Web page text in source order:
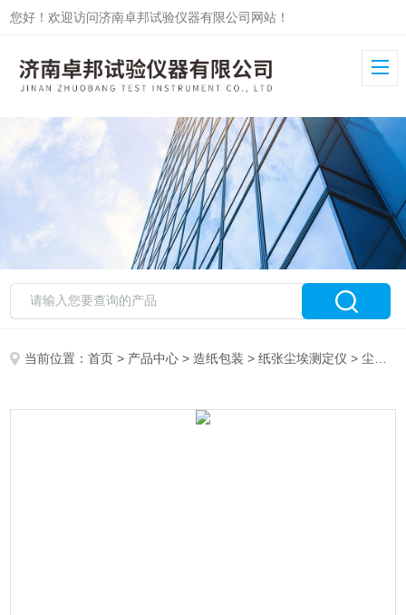
您好！欢迎访问济南卓邦试验仪器有限公司网站！
当前位置：首页 > 产品中心 >造纸包装 >纸张尘埃测定仪 > 尘埃度测定仪ZB-CA